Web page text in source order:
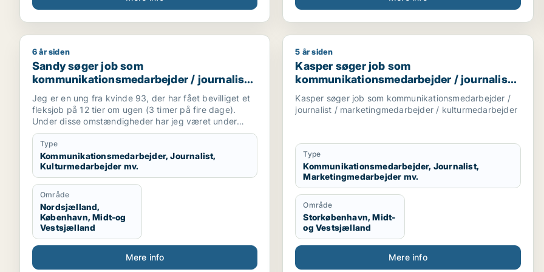
Sandy søger job som kommunikationsmedarbejder / journalist / kulturmedarbejder / kreativ medarbejder /
6 år siden
Sandy søger job som
kommunikationsmedarbejder / journalist /
kulturmedarbejder / kreativ medarbejder /
konsulent
Jeg er en ung fra kvinde 93, der har fået bevilliget et
fleksjob på 12 tier om ugen (3 timer på fire dage).
Under disse omstændigheder har jeg været under
psykisk sårbarhed udfra borderline diagnosen - og er i
et ståsted nu, hvor jeg ønsker at agere som
peermedarbejder fx i psykiatrien eller på en kommune
(værested, jobcafe el. andet).
Type
Kommunikationsmedarbejder, Journalist,
Kulturmedarbejder mv.
Område
Nordsjælland,
København, Midt-og
Vestsjælland
Mere info
Kasper søger job som
5 år siden
Kasper søger job som
kommunikationsmedarbejder / journalist /
marketingmedarbejder /
kulturmedarbejder
Kasper søger job som kommunikationsmedarbejder /
journalist / marketingmedarbejder / kulturmedarbejder
Type
Kommunikationsmedarbejder, Journalist,
Marketingmedarbejder mv.
Område
Storkøbenhavn, Midt-
og Vestsjælland
Mere info